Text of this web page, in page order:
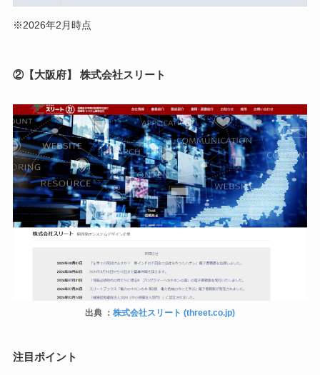
※2026年2月時点
②【大阪府】 株式会社スリート
出典 ： 株式会社スリート (threet.co.jp)
注目ポイント